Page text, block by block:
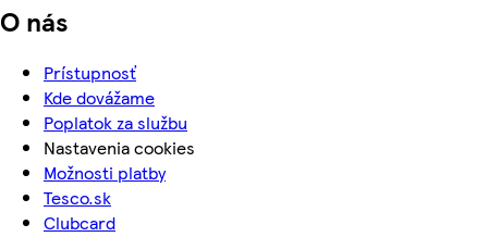
O nás
Prístupnosť
Kde dovážame
Poplatok za službu
Nastavenia cookies
Možnosti platby
Tesco.sk
Clubcard